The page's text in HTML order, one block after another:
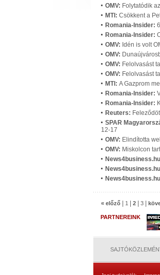
OMV: Folytatódik
MTI: Csökkent a
Romania-Insider:
Romania-Insider:
OMV: Idén is volt
OMV:
OMV: Felolvasást
OMV: Felolvasást
MTI: A Gazprom
Romania-Insider:
Romania-Insider:
Reuters:
SPAR
12-17
OMV: Elindította
OMV: Miskolcon
« előző 1 2 3
PARTNEREINK